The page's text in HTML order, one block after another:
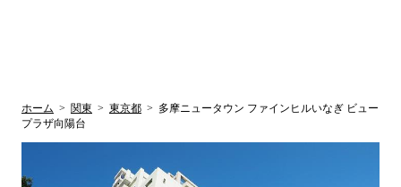
ホーム > 関東 > 東京都 > 多摩ニュータウン ファインヒルいなぎ ビュー
プラザ向陽台